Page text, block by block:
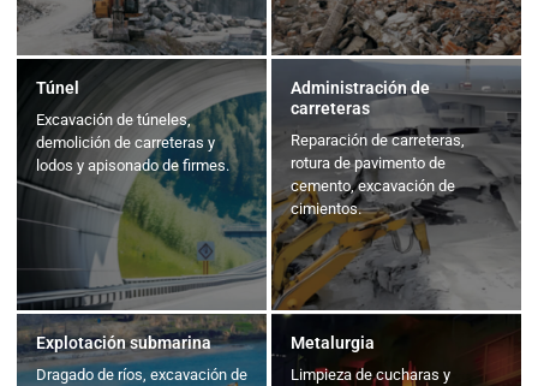
Túnel
Excavación de túneles,
demolición de carreteras y
lodos y apisonado de firmes.
Administración de
carreteras
Reparación de carreteras,
rotura de pavimento de
cemento, excavación de
cimientos.
Explotación submarina
Dragado de ríos, excavación de
Metalurgia
Limpieza de cucharas y